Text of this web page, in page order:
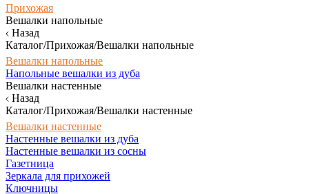
Прихожая
Вешалки напольные
Назад
Каталог/Прихожая/Вешалки напольные
Вешалки напольные
Напольные вешалки из дуба
Вешалки настенные
Назад
Каталог/Прихожая/Вешалки настенные
Вешалки настенные
Настенные вешалки из дуба
Настенные вешалки из сосны
Газетница
Зеркала для прихожей
Ключницы